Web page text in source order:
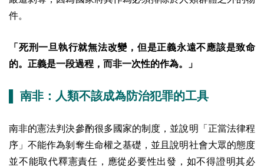
件。
「死刑一旦執行就無法改變，但是正義永遠不應該是致命
的。正義是一段過程，而非一次性的作為。」
▌ 南非：人類不該成為防治犯罪的工具
南非的憲法判決參酌很多國家的制度，並說明「正當法律程
序」不能作為剝奪生命權之基礎，並且說明社會大眾的態度
並不能取代釋憲責任，應從必要性出發，如不得證明其必